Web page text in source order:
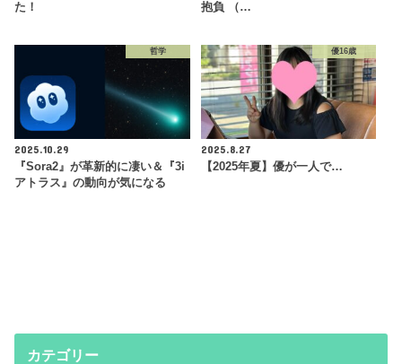
た！
抱負 （…
哲学
2025.10.29
『Sora2』が革新的に凄い＆『3i
アトラス』の動向が気になる
優16歳
2025.8.27
【2025年夏】優が一人で…
カテゴリー